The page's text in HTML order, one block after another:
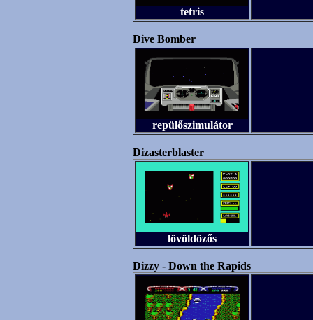
tetris
Dive Bomber
repülőszimulátor
Dizasterblaster
lövöldözős
Dizzy - Down the Rapids